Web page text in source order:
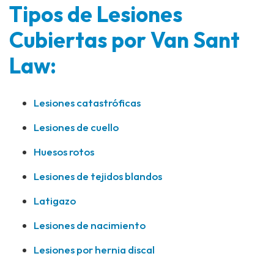
Tipos de Lesiones
Cubiertas por Van Sant
Law:
Lesiones catastróficas
Lesiones de cuello
Huesos rotos
Lesiones de tejidos blandos
Latigazo
Lesiones de nacimiento
Lesiones por hernia discal